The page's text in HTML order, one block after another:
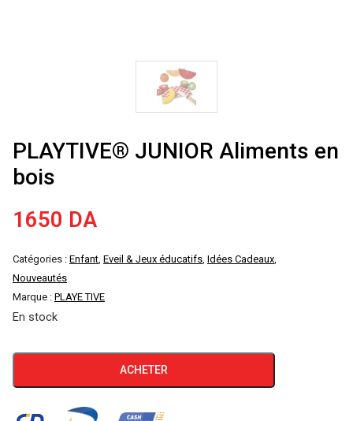
PLAYTIVE® JUNIOR Aliments en
bois
1650 DA
Catégories : Enfant, Eveil & Jeux éducatifs, Idées Cadeaux,
Nouveautés
Marque : PLAYE TIVE
En stock
de
PLAYTIVE®
ACHETER